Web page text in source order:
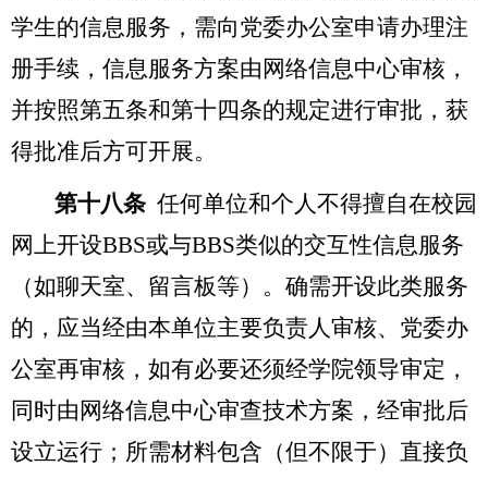
学生的信息服务，需向党委办公室申请办理注
册手续，信息服务方案由网络信息中心审核，
并按照第五条和第十四条的规定进行审批，获
得批准后方可开展。
第十八条 任何单位和个人不得擅自在校园
网上开设BBS或与BBS类似的交互性信息服务
（如聊天室、留言板等）。确需开设此类服务
的，应当经由本单位主要负责人审核、党委办
公室再审核，如有必要还须经学院领导审定，
同时由网络信息中心审查技术方案，经审批后
设立运行；所需材料包含（但不限于）直接负